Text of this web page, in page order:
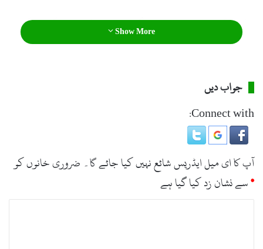
پولیس کے مطابق ملزم تاحال گرفتار نہ ہوسکا ہے جبکہ اس کی
گرفتاری کے لئے چھاپے مارے جا رہے ہیں ۔
Show More
جواب دیں
Connect with:
آپ کا ای میل ایڈریس شائع نہیں کیا جائے گا۔ ضروری خانوں کو
*سے نشان زد کیا گیا ہے